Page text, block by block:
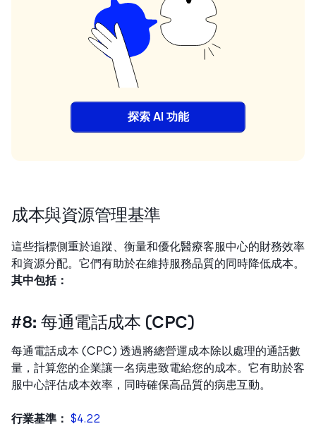
探索 AI 功能
成本與資源管理基準
這些指標側重於追蹤、衡量和優化醫療客服中心的財務效率
和資源分配。它們有助於在維持服務品質的同時降低成本。
其中包括：
#8: 每通電話成本 (CPC)
每通電話成本 (CPC) 透過將總營運成本除以處理的通話數
量，計算您的企業讓一名病患致電給您的成本。它有助於客
服中心評估成本效率，同時確保高品質的病患互動。
行業基準： $4.22